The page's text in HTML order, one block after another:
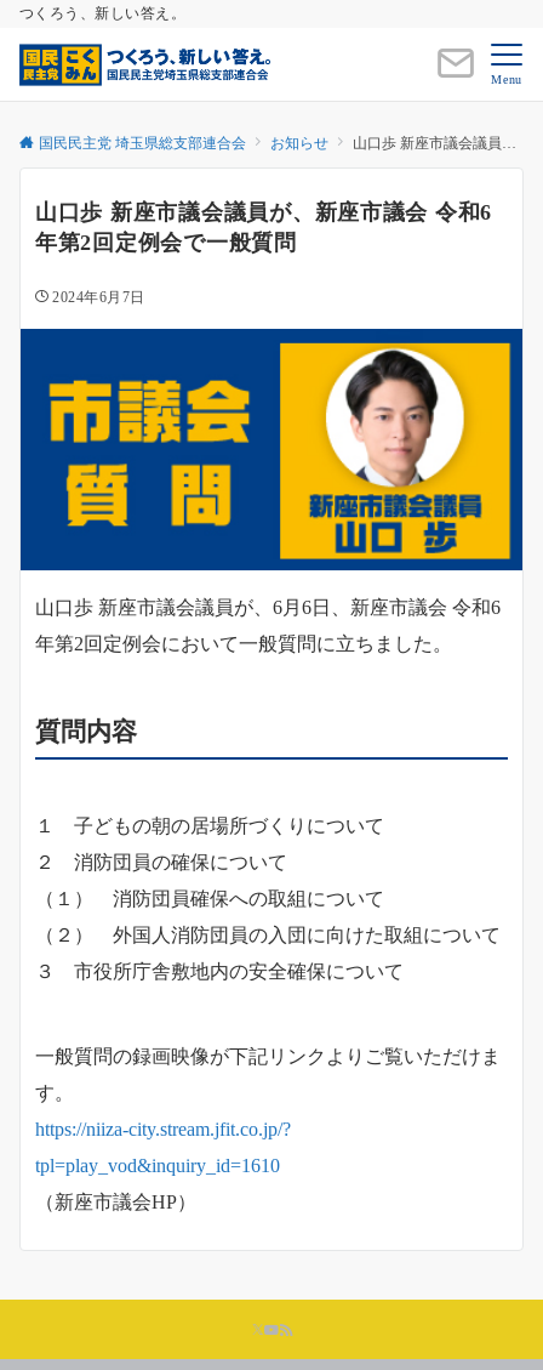
つくろう、新しい答え。
Menu
国民民主党 埼玉県総支部連合会 お知らせ 山口歩 新座市議会議員が、新座市議会 令和6年第2回定例会で一般質問
山口歩 新座市議会議員が、新座市議会 令和6
年第2回定例会で一般質問
2024年6月7日
山口歩 新座市議会議員が、6月6日、新座市議会 令和6
年第2回定例会において一般質問に立ちました。
質問内容
１ 子どもの朝の居場所づくりについて
２ 消防団員の確保について
（１） 消防団員確保への取組について
（２） 外国人消防団員の入団に向けた取組について
３ 市役所庁舎敷地内の安全確保について
一般質問の録画映像が下記リンクよりご覧いただけま
す。
https://niiza-city.stream.jfit.co.jp/?
tpl=play_vod&inquiry_id=1610
（新座市議会HP）